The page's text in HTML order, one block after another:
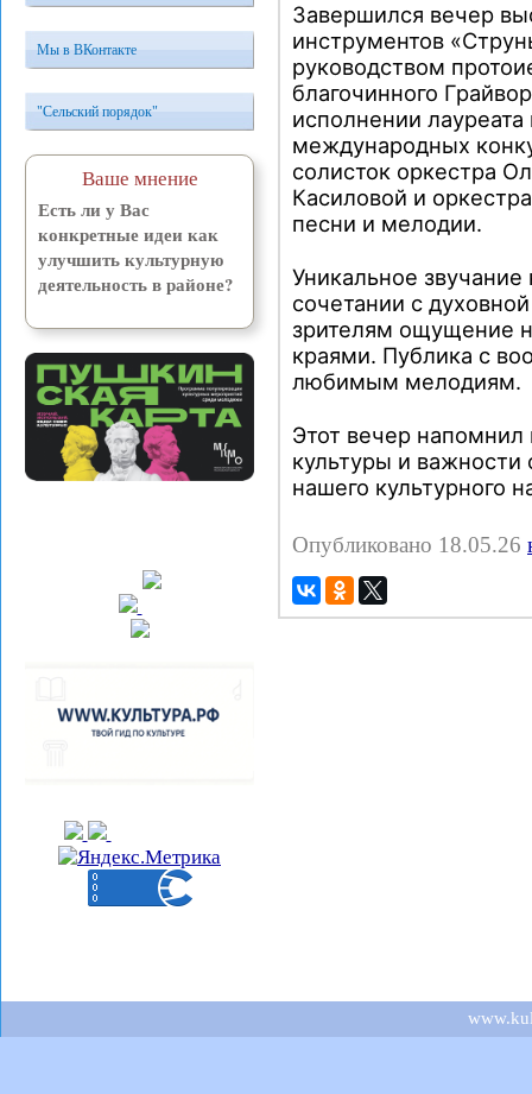
Мы в ВКонтакте
"Сельский порядок"
Ваше мнение
Есть ли у Вас
конкретные идеи как
улучшить культурную
деятельность в районе?
Завершился вечер
инструментов
руководством
благочинного
исполнении
международных
солисток оркестра
Касиловой и
песни и мелодии.
Уникальное
сочетании с
зрителям ощущение
краями. Публика с
любимым мелодиям.
Этот вечер напомнил
культуры и
нашего культурного
Опубликовано 18.05.26